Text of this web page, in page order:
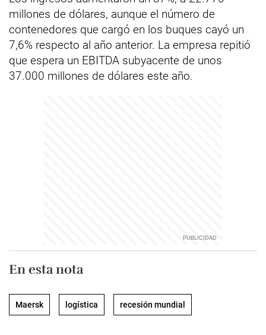
millones de dólares, aunque el número de
contenedores que cargó en los buques cayó un
7,6% respecto al año anterior. La empresa repitió
que espera un EBITDA subyacente de unos
37.000 millones de dólares este año.
En esta nota
Maersk logística recesión mundial